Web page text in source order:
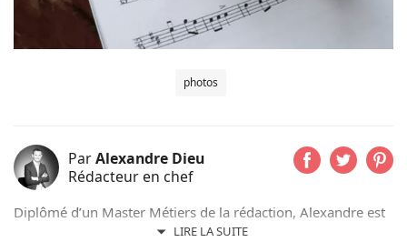
photos
ParAlexandre Dieu
Rédacteur en chef
LIRE LA SUITE
Diplômé d’un Master Métiers de la rédaction, Alexandre est
un amoureux des chiens depuis son plus jeune âge. Après